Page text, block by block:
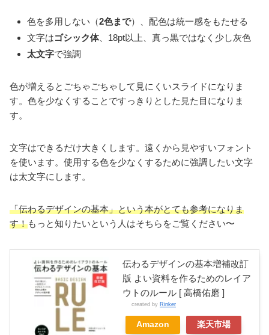
色を多用しない（2色まで）、配色は統一感をもたせる
文字はゴシック体、18pt以上、真っ黒ではなく少し灰色
太文字で強調
色が増えるとごちゃごちゃして見にくいスライドになりま
す。色を少なくすることですっきりとした見た目になりま
す。
文字はできるだけ大きくします。遠くから見やすいフォント
を使います。使用する色を少なくするために強調したい文字
は太文字にします。
「伝わるデザインの基本」という本がとても参考になりま
す！もっと知りたいという人はそちらをご覧ください〜
伝わるデザインの基本増補改訂
版 よい資料を作るためのレイア
ウトのルール [ 高橋佑磨 ]
created by Rinker
Amazon 楽天市場